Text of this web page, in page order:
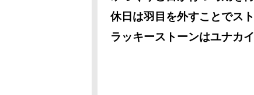
休日は羽目を外すことでス
ラッキーストーンはユナカ